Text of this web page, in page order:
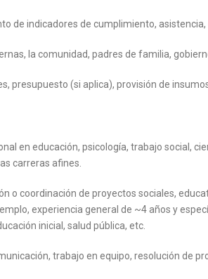
de indicadores de cumplimiento,
la comunidad, padres de familia,
presupuesto (si aplica), provisión de
en educación, psicología, trabajo social,
carreras afines.
o coordinación de proyectos sociales,
experiencia general de ~4 años y
inicial, salud pública, etc.
trabajo en equipo, resolución de